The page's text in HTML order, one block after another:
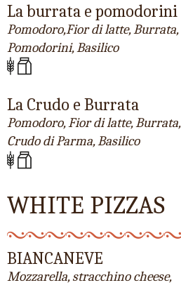
La burrata e pomodorini
Pomodoro,Fior di latte, Burrata,
Pomodorini, Basilico
La Crudo e Burrata
Pomodoro, Fior di latte, Burrata,
Crudo di Parma, Basilico
WHITE PIZZAS
BIANCANEVE
Mozzarella, stracchino cheese,